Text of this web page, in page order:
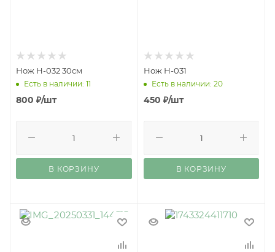
Нож Н-032 30см
Есть в наличии: 11
800 ₽/шт
В КОРЗИНУ
Нож Н-031
Есть в наличии: 20
450 ₽/шт
В КОРЗИНУ